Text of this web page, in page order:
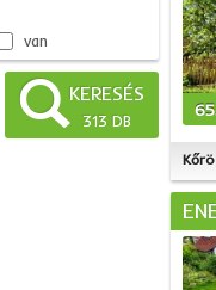
van
KERESÉS
313 DB